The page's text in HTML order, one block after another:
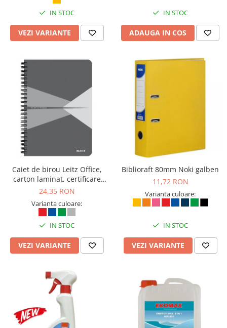
IN STOC
VEZI VARIANTE
IN STOC
ADAUGA IN COS
Caiet de birou Leitz Office,
carton laminat, certificare
FSC, reciclabil, A5, 90 coli, cu
24,35 RON
Varianta culoare:
IN STOC
VEZI VARIANTE
Biblioraft 80mm Noki galben
11,72 RON
Varianta culoare:
IN STOC
VEZI VARIANTE